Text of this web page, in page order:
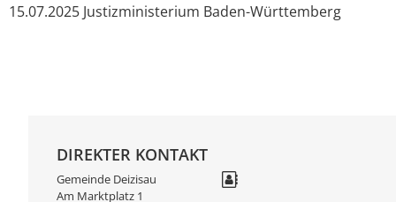
15.07.2025 Justizministerium Baden-Württemberg
DIREKTER KONTAKT
Gemeinde Deizisau
Am Marktplatz 1